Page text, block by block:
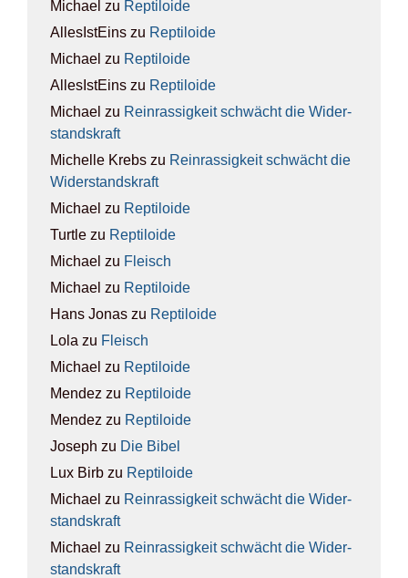
Michael zu Rep­ti­lo­ide
AllesIstEins zu Rep­ti­lo­ide
Michael zu Rep­ti­lo­ide
AllesIstEins zu Rep­ti­lo­ide
Michael zu Rein­ras­sig­keit schwächt die Wider­
stands­kraft
Michelle Krebs zu Rein­ras­sig­keit schwächt die
Wider­stands­kraft
Michael zu Rep­ti­lo­ide
Turtle zu Rep­ti­lo­ide
Michael zu Fleisch
Michael zu Rep­ti­lo­ide
Hans Jonas zu Rep­ti­lo­ide
Lola zu Fleisch
Michael zu Rep­ti­lo­ide
Mendez zu Rep­ti­lo­ide
Mendez zu Rep­ti­lo­ide
Joseph zu Die Bibel
Lux Birb zu Rep­ti­lo­ide
Michael zu Rein­ras­sig­keit schwächt die Wider­
stands­kraft
Michael zu Rein­ras­sig­keit schwächt die Wider­
stands­kraft